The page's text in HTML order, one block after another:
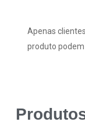
Apenas
produto podem